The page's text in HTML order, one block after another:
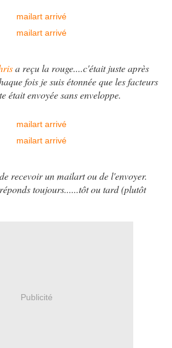
a reçu la rouge....c'était juste après
fois je suis étonnée que les facteurs
était envoyée sans enveloppe.
recevoir un mailart ou de l'envoyer.
toujours......tôt ou tard (plutôt
Publicité